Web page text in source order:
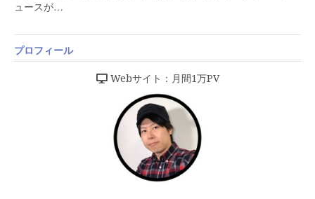
ュースが…
プロフィール
Webサイト：月間1万PV